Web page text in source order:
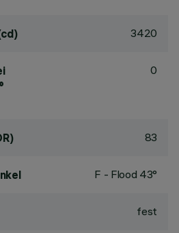
3420
0
83
F - Flood 43°
fest